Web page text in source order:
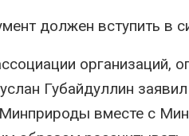
должен вступить в
организаций,
Губайдуллин
вместе с